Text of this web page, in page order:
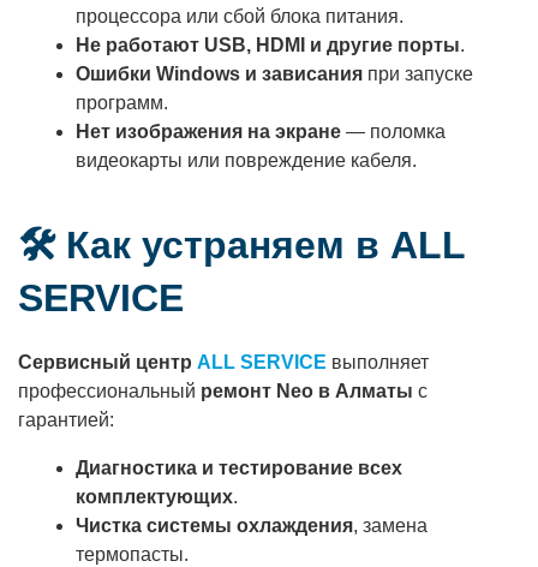
процессора или сбой блока питания.
Не работают USB, HDMI и другие порты.
Ошибки Windows и зависания при запуске
программ.
Нет изображения на экране — поломка
видеокарты или повреждение кабеля.
🛠️ Как устраняем в ALL
SERVICE
Сервисный центр ALL SERVICE выполняет
профессиональный ремонт Neo в Алматы с
гарантией:
Диагностика и тестирование всех
комплектующих.
Чистка системы охлаждения, замена
термопасты.